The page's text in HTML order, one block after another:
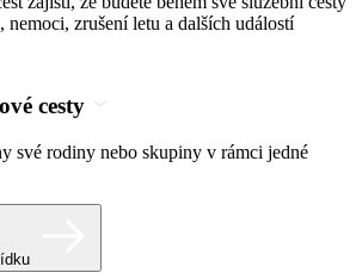
zrušení letu a dalších událostí
cesty
své rodiny nebo skupiny v rámci jedné